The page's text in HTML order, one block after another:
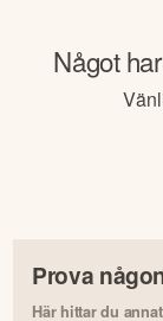
Något
Prova
Här hittar du